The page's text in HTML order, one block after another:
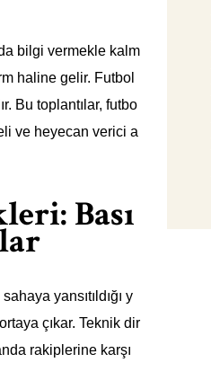
bilgi vermekle kalm
haline gelir. Futbol
Bu toplantılar, futbo
ve heyecan verici a
Bası
yansıtıldığı y
çıkar. Teknik dir
rakiplerine karşı